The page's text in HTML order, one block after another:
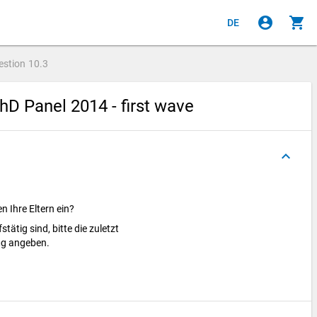
DE account_circle shopping_cart
10.3
Panel 2014 - first wave
keyboard_arrow_up
Ihre Eltern ein?
sind, bitte die zuletzt
angeben.